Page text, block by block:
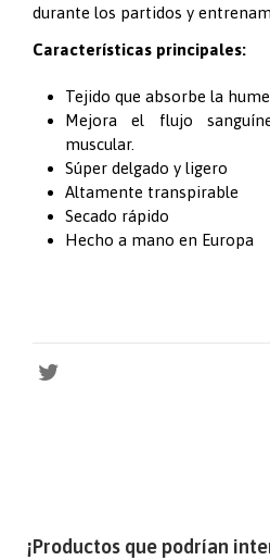
durante los partidos y
Características principales:
Tejido que absorbe la
Mejora el flujo
muscular.
Súper delgado y ligero
Altamente transpirable
Secado rápido
Hecho a mano en Europa
¡Productos que podrían